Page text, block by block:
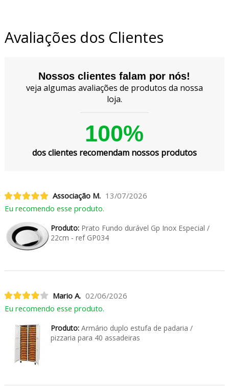
Avaliações dos Clientes
Nossos clientes falam por nós!
veja algumas avaliações de produtos da nossa
loja.
100%
dos clientes recomendam nossos produtos
Associação M. 13/07/2026
Eu recomendo esse produto.
Produto:Prato Fundo durável Gp Inox Especial /
22cm - ref GP034
Mario A. 02/06/2026
Eu recomendo esse produto.
Produto:Armário duplo estufa de padaria /
pizzaria para 40 assadeiras